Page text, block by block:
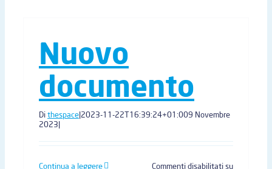
Nuovo
documento
Dithespace|2023-11-22T16:39:24+01:009 Novembre
2023|
Continua a leggere Commenti disabilitatisu